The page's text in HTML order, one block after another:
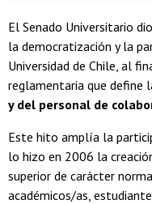
El Senado Universitario
la democratización y la
Universidad de Chile, al
reglamentaria que define
y del personal de
Este hito amplía la
lo hizo en 2006 la
superior de carácter
académicos/as,